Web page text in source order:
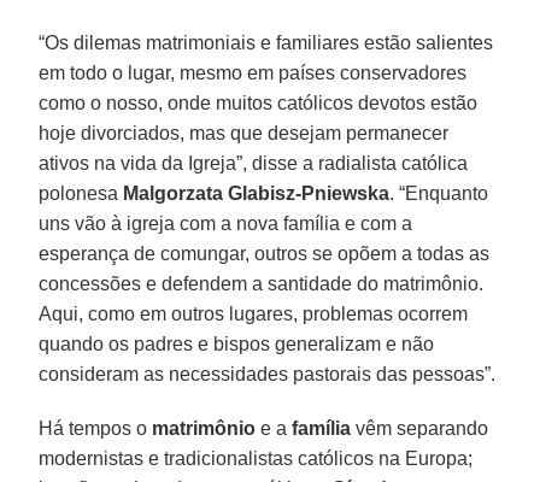
“Os dilemas matrimoniais e familiares estão salientes
em todo o lugar, mesmo em países conservadores
como o nosso, onde muitos católicos devotos estão
hoje divorciados, mas que desejam permanecer
ativos na vida da Igreja”, disse a radialista católica
polonesa Malgorzata Glabisz-Pniewska. “Enquanto
uns vão à igreja com a nova família e com a
esperança de comungar, outros se opõem a todas as
concessões e defendem a santidade do matrimônio.
Aqui, como em outros lugares, problemas ocorrem
quando os padres e bispos generalizam e não
consideram as necessidades pastorais das pessoas”.
Há tempos o matrimônio e afamília vêm separando
modernistas e tradicionalistas católicos na Europa;